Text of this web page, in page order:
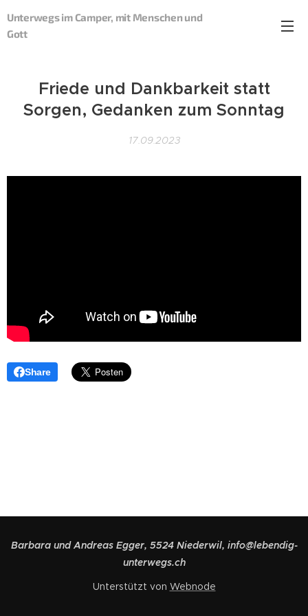
Unterwegs im Camper, mit Menschen und
Gott
Friede und Dankbarkeit statt
Sorgen, Gedanken zum Sonntag
17.09.2023
Share
Barbara und Andreas Egger, 5524 Niederwil, info@lebendig-
unterwegs.ch
Unterstützt von Webnode